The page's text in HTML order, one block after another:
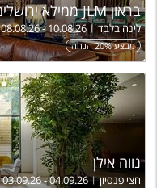
בראון JLM ממילא ירושלים
לינה בלבד 08.08.26 - 10.08.26
מבצע 20% הנחה
נווה אילן
חצי פנסיון 03.09.26 - 04.09.26